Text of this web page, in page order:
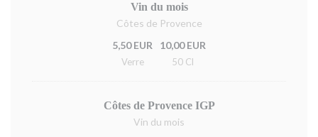
Vin du mois
Côtes de Provence
5,50 EUR
Verre
10,00 EUR
50 Cl
Côtes de Provence IGP
Vin du mois